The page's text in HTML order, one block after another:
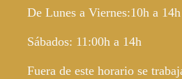
De Lunes a Viernes:10h a
Sábados: 11:00h a 14h
Fuera de este horario se